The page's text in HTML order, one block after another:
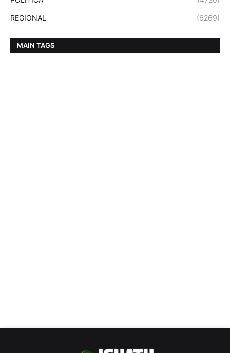
REGIONAL (6269)
MAIN TAGS